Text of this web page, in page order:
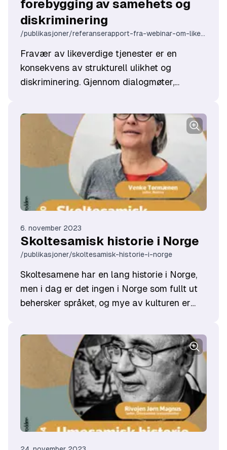
helsearbeidere, i hovedsak
helsesøstre/helsesykepleiere.
forebygging av samehets og
diskriminering
/publikasjoner/referanserapport-fra-webinar-om-likeverdige-tjenester-og-forebygging-av-samehets-og-diskriminering
Fravær av likeverdige tjenester er en
konsekvens av strukturell ulikhet og
diskriminering. Gjennom dialogmøter,
samisk befolkning er manglende eller
fraværende. Dette ble fremhevet som et
viktig satsningområde på dialogmøter. KUN
avholdt derfor webinar om likeverdige
tjenester og forebygging av samehets og
diskriminering i samarbeid med Bufdir og
Sametinget 5. oktober 2022.
6. november 2023
Skoltesamisk historie i Norge
/publikasjoner/skoltesamisk-historie-i-norge
​Skoltesamene har en lang historie i Norge,
men i dag er det ingen i Norge som fullt ut
behersker språket, og mye av kulturen er
svært opptatt av å bevare og utvikle
skoltesamisk språk, kultur og historie. Hun
har vært en av drivkreftene bak Ä’vv
skoltesamisk museum i Neiden i Finnmark,
og vi møtte henne der til en spennende
innføring i skoltesamisk historie – og kultur.